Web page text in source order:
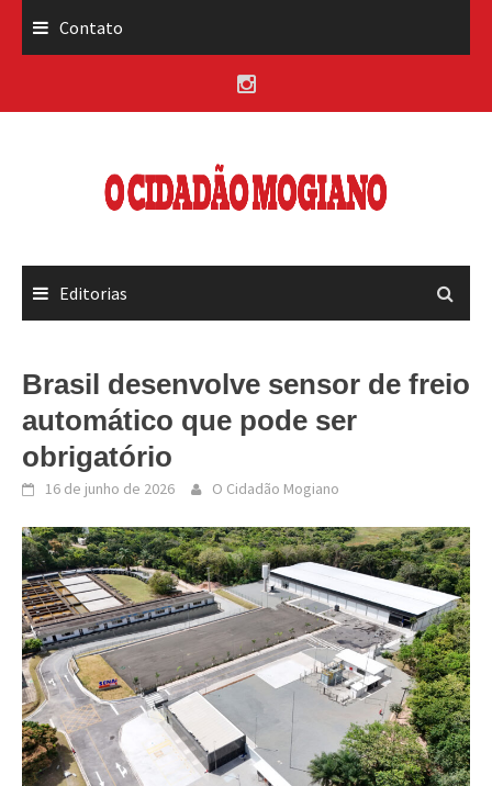
Contato
Editorias
Brasil desenvolve sensor de freio
automático que pode ser
obrigatório
16 de junho de 2026 O Cidadão Mogiano